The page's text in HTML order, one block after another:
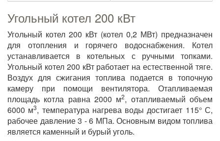
Угольный котел 200 кВт
Угольный котел 200 кВт (котел 0,2 МВт) предназначен
для отопления и горячего водоснабжения. Котел
устанавливается в котельных с ручными топками.
Угольный котел 200 кВт работает на естественной тяге.
Воздух для сжигания топлива подается в топочную
камеру при помощи вентилятора. Отапливаемая
площадь котла равна 2000 м2, отапливаемый объем
6000 м3, температура нагрева воды достигает 115° С,
рабочее давление 3 - 6 МПа. Основным видом топлива
является каменный и бурый уголь.